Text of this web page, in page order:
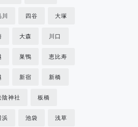
川 四谷 大塚
大森 川口
巣鴨 恵比寿
新宿 新橋
陰神社 板橋
浜 池袋 浅草